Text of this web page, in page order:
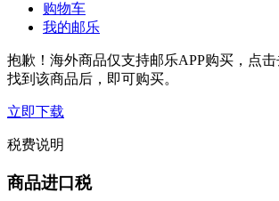
购物车
我的邮乐
抱歉！海外商品仅支持邮乐APP购买，点
找到该商品后，即可购买。
立即下载
税费说明
商品进口税